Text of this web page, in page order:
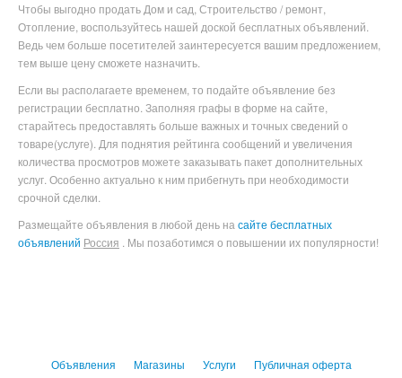
Чтобы выгодно продать Дом и сад, Строительство / ремонт,
Отопление , воспользуйтесь нашей доской бесплатных объявлений.
Ведь чем больше посетителей заинтересуется вашим предложением,
тем выше цену сможете назначить.
Если вы располагаете временем, то подайте объявление без
регистрации бесплатно. Заполняя графы в форме на сайте,
старайтесь предоставлять больше важных и точных сведений о
товаре(услуге). Для поднятия рейтинга сообщений и увеличения
количества просмотров можете заказывать пакет дополнительных
услуг. Особенно актуально к ним прибегнуть при необходимости
срочной сделки.
Размещайте объявления в любой день на сайте бесплатных
объявлений Россия . Мы позаботимся о повышении их популярности!
Объявления Магазины Услуги Публичная оферта